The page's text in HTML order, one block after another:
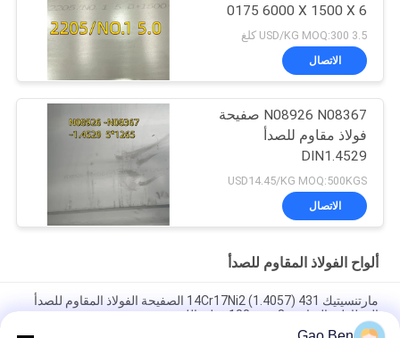
0175 6000 X 1500 X 6
Thk
3.5 USD/KG MOQ:300 كلغ
الاتصال
N08926 N08367 صفيحة
فولاذ مقاوم للصدأ
DIN1.4529
USD14.45/KG MOQ:500KGS
الاتصال
ألواح الفولاذ المقاوم للصدأ
مارتنسيتيك 14Cr17Ni2 (1.4057) 431 الصفيحة الفولاذ المقاوم للصدأ
المطاطية الساخنة 8-100mm قطع بالليزر